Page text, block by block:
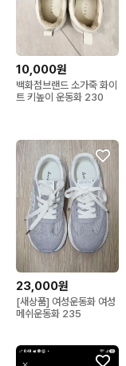
10,000원
백화점브랜드 소가죽 화이
트 키높이 운동화 230
23,000원
[새상품] 여성운동화 여성
메쉬운동화 235